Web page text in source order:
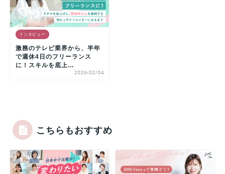
インタビュー
激務のテレビ業界から、半年
で週休4日のフリーランス
に！スキルを底上...
2026/02/04
こちらもおすすめ